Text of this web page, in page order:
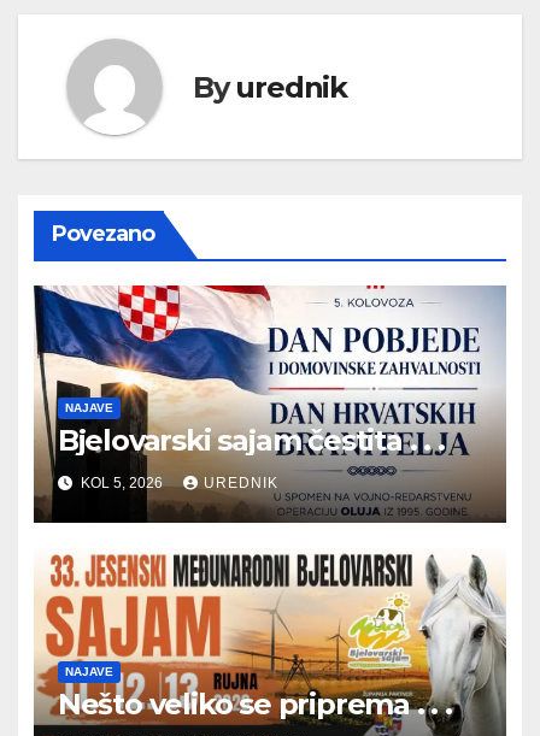
Byurednik
Povezano
NAJAVE
Bjelovarski sajam čestita . . .
KOL 5, 2026 UREDNIK
NAJAVE
Nešto veliko se priprema . . .